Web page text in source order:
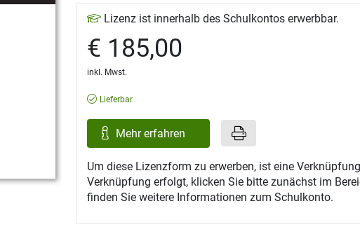
Lizenz ist innerhalb des Schulkontos erwerbbar.
€ 185,00
inkl. Mwst.
Lieferbar
Mehr erfahren
Um diese Lizenzform zu erwerben, ist eine
Verknüpfung erfolgt, klicken Sie bitte zunächst im
finden Sie weitere Informationen zum Schulkonto.